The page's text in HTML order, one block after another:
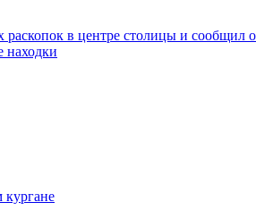
раскопок в центре столицы и сообщил
находки
кургане